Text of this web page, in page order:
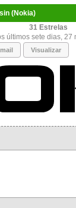
(Nokia)
31
últimos sete dias, 27
Visualizar